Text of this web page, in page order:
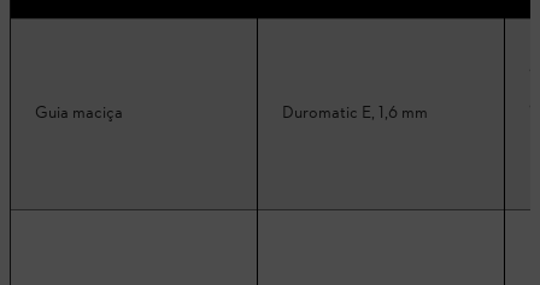
Guia maciça Duromatic E, 1,6 mm